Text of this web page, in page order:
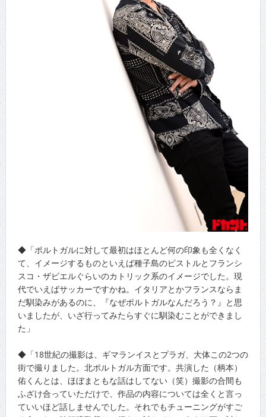
◆「ポルトガルに対して最初はほとんど何の印象も全くなく
て、イメージするものといえば種子島のピストルとフランシ
スコ・ザビエルぐらいのカトリック系のイメージでした。現
代でいえばサッカーですかね。イタリアとかフランスならま
だ馴染みがあるのに、『なぜポルトガルなんだろう？』と思
いましたが、いざ行ってみたらすぐに馴染むことができまし
た」
◆「18世紀の撮影は、ギマランイスとプラガ、大体この2つの
街で撮りました。北ポルトガル方面です。共演した（柄本）
佑くんとは、ほぼまともな話はしてない（笑）撮影の合間も
ふざけ合っていただけで、作品の内容については全くと言っ
ていいほど話しませんでした。それでもチューニングがすご